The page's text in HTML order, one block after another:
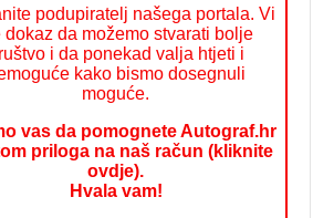
podupiratelj našega portala. Vi
dokaz da možemo stvarati bolje
i da ponekad valja htjeti i
kako bismo dosegnuli
moguće.
vas da pomognete Autograf.hr
priloga na naš račun (kliknite
ovdje).
Hvala vam!